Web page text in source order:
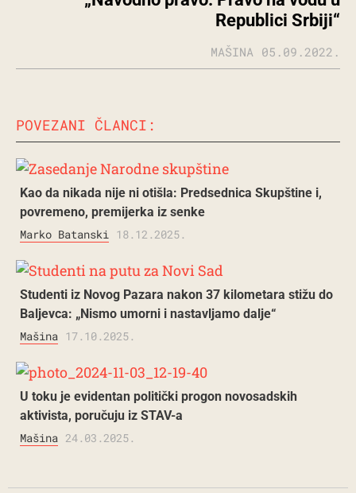
Republici Srbiji“
MAŠINA 05.09.2022.
POVEZANI ČLANCI:
Kao da nikada nije ni otišla: Predsednica Skupštine i,
povremeno, premijerka iz senke
Marko Batanski 18.12.2025.
Studenti iz Novog Pazara nakon 37 kilometara stižu do
Baljevca: „Nismo umorni i nastavljamo dalje“
Mašina 17.10.2025.
U toku je evidentan politički progon novosadskih
aktivista, poručuju iz STAV-a
Mašina 24.03.2025.